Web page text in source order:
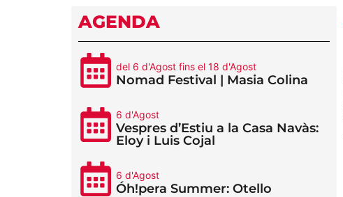
AGENDA
del 6 d'Agost fins el 18 d'Agost
Nomad Festival | Masia Colina
6 d'Agost
Vespres d’Estiu a la Casa Navàs:
Eloy i Luis Cojal
6 d'Agost
Óh!pera Summer: Otello